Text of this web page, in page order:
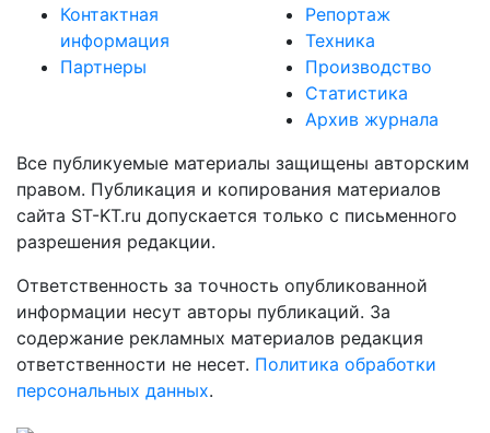
Контактная
информация
Партнеры
Репортаж
Техника
Производство
Статистика
Архив журнала
Все публикуемые материалы защищены авторским
правом. Публикация и копирования материалов
сайта ST-KT.ru допускается только с письменного
разрешения редакции.
Ответственность за точность опубликованной
информации несут авторы публикаций. За
содержание рекламных материалов редакция
ответственности не несет. Политика обработки
персональных данных.